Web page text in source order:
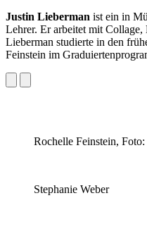
Justin Lieberman ist ein in
Lehrer. Er arbeitet mit
Lieberman studierte in den
Feinstein im
Rochelle Feinstein,
Stephanie Weber